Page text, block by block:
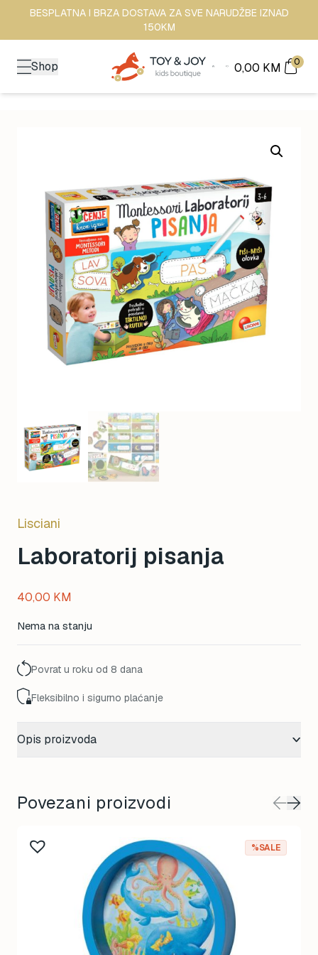
BESPLATNA I BRZA DOSTAVA ZA SVE NARUDŽBE IZNAD
150KM
Shop 0,00 KM 0
Lisciani
Laboratorij pisanja
40,00 KM
Nema na stanju
Povrat u roku od 8 dana
Fleksibilno i sigurno plaćanje
Opis proizvoda
Povezani proizvodi
%SALE